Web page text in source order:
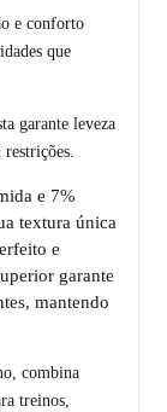
e conforto
que
garante leveza
e 7%
textura única
e
garante
mantendo
combina
treinos,